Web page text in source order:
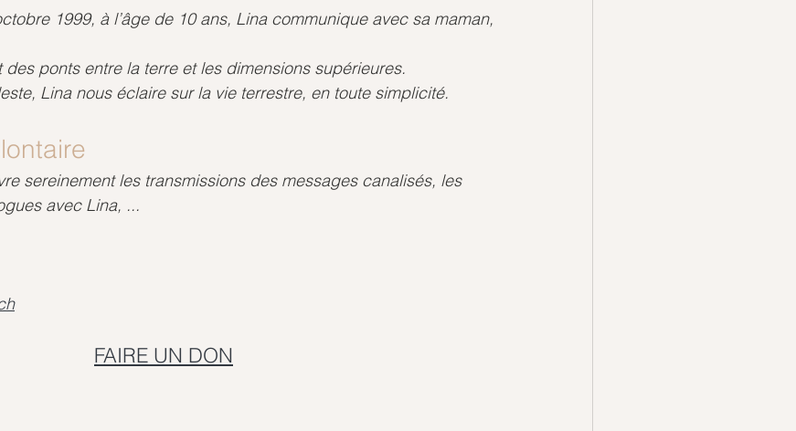
1999, à l’âge de 10 ans, Lina communique avec sa maman,
des ponts entre la terre et les dimensions supérieures.
Lina nous éclaire sur la vie terrestre, en toute simplicité.
sereinement les transmissions des messages canalisés, les
avec Lina, ...
FAIRE UN DON